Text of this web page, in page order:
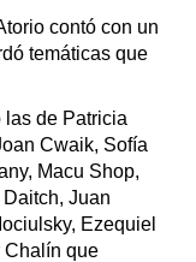
contó con un
temáticas que
las de Patricia
Cwaik, Sofía
Macu Shop,
Juan
Ezequiel
Chalín que